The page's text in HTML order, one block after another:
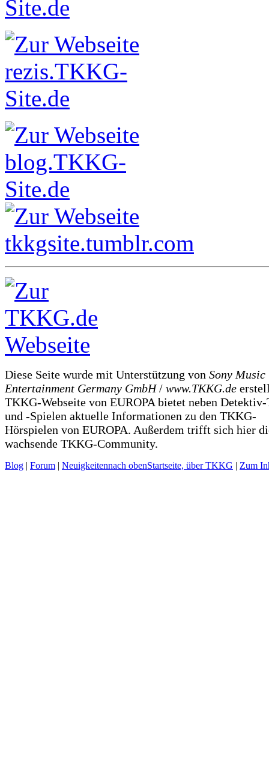
Diese Seite wurde mit Unterstützung von Sony Music
Entertainment Germany GmbH/ www.TKKG.de
TKKG-Webseite von EUROPA bietet neben
und -Spielen aktuelle Informationen zu den TKKG-
Hörspielen von EUROPA. Außerdem trifft sich hier
wachsende TKKG-Community.
Blog | Forum | Neuigkeitennach obenStartseite, über TKKG | Zum